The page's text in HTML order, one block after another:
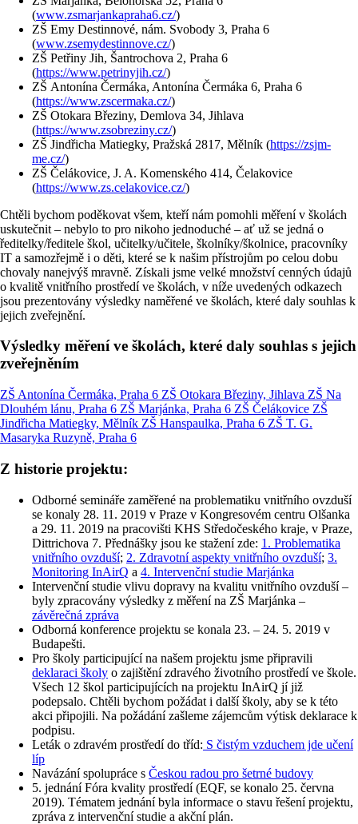
(www.zsmarjankapraha6.cz/)
ZŠ Emy Destinnové, nám. Svobody 3, Praha 6
(www.zsemydestinnove.cz/)
ZŠ Petřiny Jih, Šantrochova 2, Praha 6
(https://www.petrinyjih.cz/)
ZŠ Antonína Čermáka, Antonína Čermáka 6, Praha 6
(https://www.zscermaka.cz/)
ZŠ Otokara Březiny, Demlova 34, Jihlava
(https://www.zsobreziny.cz/)
ZŠ Jindřicha Matiegky, Pražská 2817, Mělník (https://zsjm-
me.cz/)
ZŠ Čelákovice, J. A. Komenského 414, Čelakovice
(https://www.zs.celakovice.cz/)
Chtěli bychom poděkovat všem, kteří nám pomohli měření v školách
uskutečnit – nebylo to pro nikoho jednoduché – ať už se jedná o
ředitelky/ředitele škol, učitelky/učitele, školníky/školnice, pracovníky
IT a samozřejmě i o děti, které se k našim přístrojům po celou dobu
chovaly nanejvýš mravně. Získali jsme velké množství cenných údajů
o kvalitě vnitřního prostředí ve školách, v níže uvedených odkazech
jsou prezentovány výsledky naměřené ve školách, které daly souhlas k
jejich zveřejnění.
Výsledky měření ve školách, které daly souhlas s jejich
zveřejněním
ZŠ Antonína Čermáka, Praha 6 ZŠ Otokara Březiny, Jihlava ZŠ Na
Dlouhém lánu, Praha 6 ZŠ Marjánka, Praha 6 ZŠ Čelákovice ZŠ
Jindřicha Matiegky, Mělník ZŠ Hanspaulka, Praha 6 ZŠ T. G.
Masaryka Ruzyně, Praha 6
Z historie projektu:
Odborné semináře zaměřené na problematiku vnitřního ovzduší
se konaly 28. 11. 2019 v Praze v Kongresovém centru Olšanka
a 29. 11. 2019 na pracovišti KHS Středočeského kraje, v Praze,
Dittrichova 7. Přednášky jsou ke stažení zde: 1. Problematika
vnitřního ovzduší; 2. Zdravotní aspekty vnitřního ovzduší; 3.
Monitoring InAirQ a 4. Intervenční studie Marjánka
Intervenční studie vlivu dopravy na kvalitu vnitřního ovzduší –
byly zpracovány výsledky z měření na ZŠ Marjánka –
závěrečná zpráva
Odborná konference projektu se konala 23. – 24. 5. 2019 v
Budapešti.
Pro školy participující na našem projektu jsme připravili
deklaraci školy o zajištění zdravého životního prostředí ve škole.
Všech 12 škol participujících na projektu InAirQ jí již
podepsalo. Chtěli bychom požádat i další školy, aby se k této
akci připojili. Na požádání zašleme zájemcům výtisk deklarace k
podpisu.
Leták o zdravém prostředí do tříd: S čistým vzduchem jde učení
líp
Navázání spolupráce s Českou radou pro šetrné budovy
5. jednání Fóra kvality prostředí (EQF, se konalo 25. června
2019). Tématem jednání byla informace o stavu řešení projektu,
zpráva z intervenční studie a akční plán.